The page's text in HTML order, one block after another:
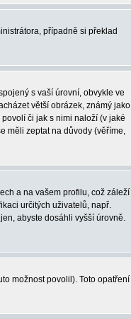
případně si překlad
s vaší úrovní, obvykle ve
větší obrázek, známý jako
či jak s nimi naloží (v jaké
měli zeptat na důvody (věříme,
a na vašem profilu, což záleží
určitých uživatelů, např.
abyste dosáhli vyšší úrovně.
možnost povolil). Toto opatření